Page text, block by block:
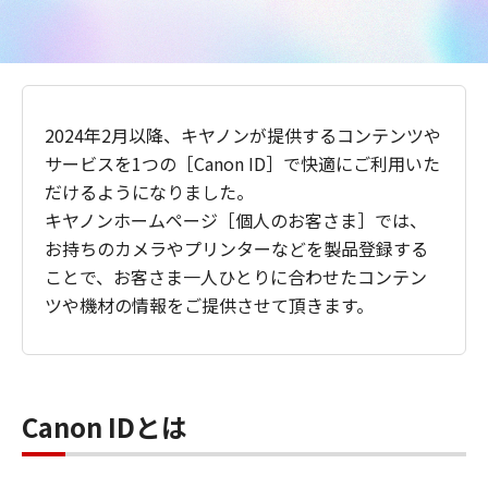
2024年2月以降、キヤノンが提供するコンテンツや
サービスを1つの［Canon ID］で快適にご利用いた
だけるようになりました。
キヤノンホームページ［個人のお客さま］では、
お持ちのカメラやプリンターなどを製品登録する
ことで、お客さま一人ひとりに合わせたコンテン
ツや機材の情報をご提供させて頂きます。
Canon IDとは